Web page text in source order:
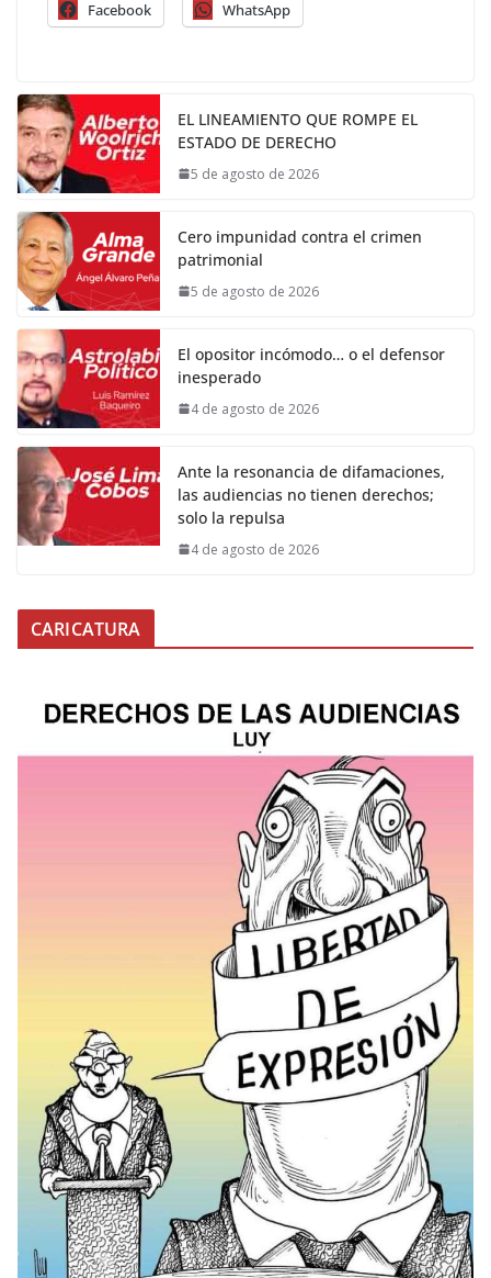
Facebook WhatsApp
EL LINEAMIENTO QUE ROMPE EL
ESTADO DE DERECHO
5 de agosto de 2026
Cero impunidad contra el crimen
patrimonial
5 de agosto de 2026
El opositor incómodo… o el defensor
inesperado
4 de agosto de 2026
Ante la resonancia de difamaciones,
las audiencias no tienen derechos;
solo la repulsa
4 de agosto de 2026
CARICATURA